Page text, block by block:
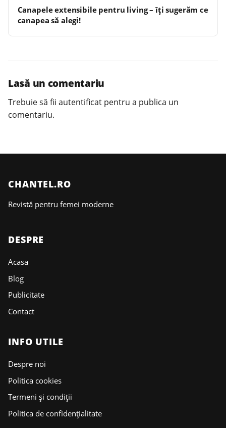
Canapele extensibile pentru living – îți sugerăm ce
canapea să alegi!
Lasă un comentariu
Trebuie să fii autentificat pentru a publica un
comentariu.
CHANTEL.RO
Revistă pentru femei moderne
DESPRE
Acasa
Blog
Publicitate
Contact
INFO UTILE
Despre noi
Politica cookies
Termeni și condiții
Politica de confidențialitate